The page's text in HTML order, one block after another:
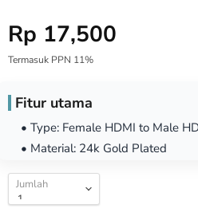
Harga Special
Rp 17,500
Termasuk PPN 11%
Fitur utama
• Type: Female HDMI to Male
• Material: 24k Gold Plated
Jumlah